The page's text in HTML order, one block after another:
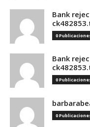
Bank
0
Bank
0
0